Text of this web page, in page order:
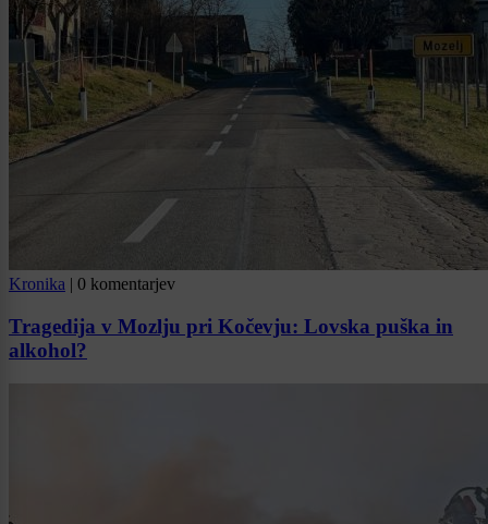
Kronika | 0 komentarjev
Tragedija v Mozlju pri Kočevju: Lovska puška in
alkohol?